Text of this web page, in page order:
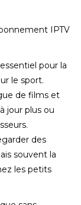
IPTV
pour la
le sport.
de films et
jour plus ou
des
souvent la
les petits